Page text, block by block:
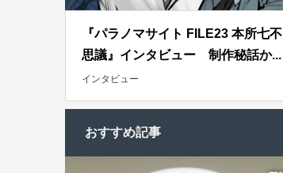
『パラノマサイト FILE23 本所七不
思議』インタビュー 制作秘話か...
インタビュー
おすすめ記事